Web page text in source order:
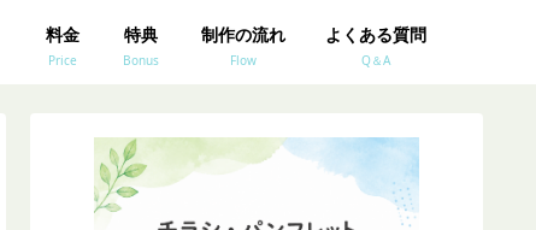
料金
Price
特典
Bonus
制作の流れ
Flow
よくある質問
Q＆A